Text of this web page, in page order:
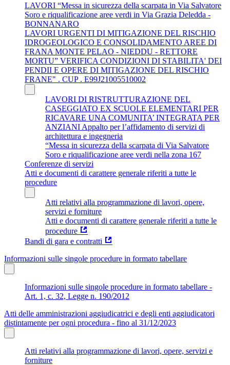
LAVORI “Messa in sicurezza della scarpata in Via Salvatore
Soro e riqualificazione aree verdi in Via Grazia Deledda -
BONNANARO
LAVORI URGENTI DI MITIGAZIONE DEL RISCHIO
IDROGEOLOGICO E CONSOLIDAMENTO AREE DI
FRANA MONTE PELAO - NIEDDU - RETTORE
MORTU” VERIFICA CONDIZIONI DI STABILITA' DEI
PENDII E OPERE DI MITIGAZIONE DEL RISCHIO
FRANE" . CUP . E99J21005510002
LAVORI DI RISTRUTTURAZIONE DEL
CASEGGIATO EX SCUOLE ELEMENTARI PER
RICAVARE UNA COMUNITA’ INTEGRATA PER
ANZIANI Appalto per l’affidamento di servizi di
architettura e ingegneria
“Messa in sicurezza della scarpata di Via Salvatore
Soro e riqualificazione aree verdi nella zona 167
Conferenze di servizi
Atti e documenti di carattere generale riferiti a tutte le
procedure
Atti relativi alla programmazione di lavori, opere,
servizi e forniture
Atti e documenti di carattere generale riferiti a tutte le
procedure
Bandi di gara e contratti
Informazioni sulle singole procedure in formato tabellare
Informazioni sulle singole procedure in formato tabellare -
Art. 1, c. 32, Legge n. 190/2012
Atti delle amministrazioni aggiudicatrici e degli enti aggiudicatori
distintamente per ogni procedura - fino al 31/12/2023
Atti relativi alla programmazione di lavori, opere, servizi e
forniture